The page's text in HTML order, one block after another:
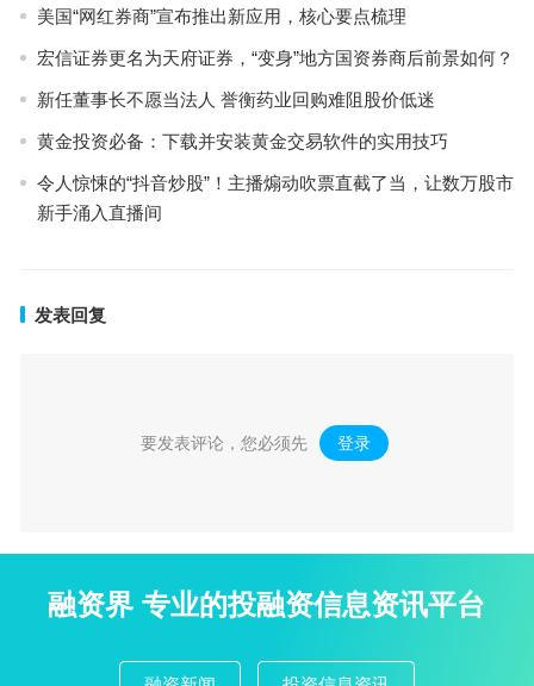
美国“网红券商”宣布推出新应用，核心要点梳理
宏信证券更名为天府证券，“变身”地方国资券商后前景如何？
新任董事长不愿当法人 誉衡药业回购难阻股价低迷
黄金投资必备：下载并安装黄金交易软件的实用技巧
令人惊悚的“抖音炒股”！主播煽动吹票直截了当，让数万股市
新手涌入直播间
发表回复
要发表评论，您必须先 登录 。
融资界 专业的投融资信息资讯平台